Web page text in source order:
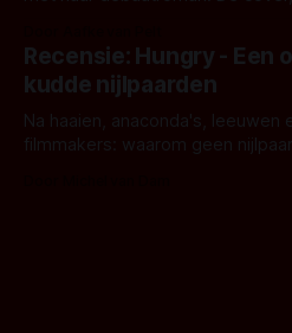
achtergrond, belooft iets
iets ongrijpbaars. En dat maakt
waar.
Recensie: Hungry - Een
kudde nijlpaarden
Na haaien, anaconda's,
filmmakers: waarom geen